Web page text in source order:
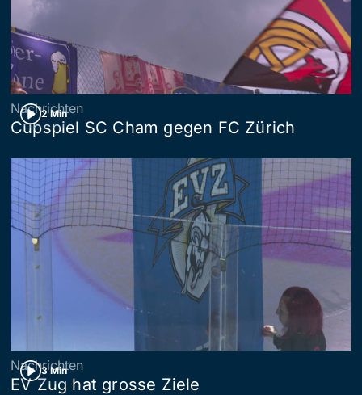
2 Min
Nachrichten
Cupspiel SC Cham gegen FC Zürich
3 Min
Nachrichten
EV Zug hat grosse Ziele